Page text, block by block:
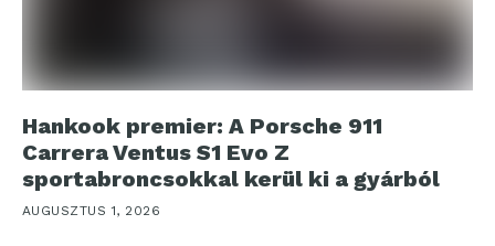
Hankook premier: A Porsche 911
Carrera Ventus S1 Evo Z
sportabroncsokkal kerül ki a gyárból
AUGUSZTUS 1, 2026